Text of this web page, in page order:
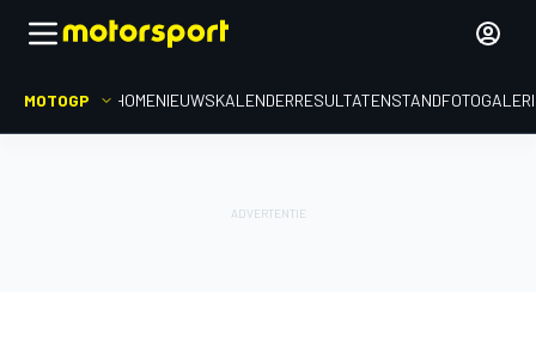
MOTOGP HOMENIEUWSKALENDERRESULTATENSTAND